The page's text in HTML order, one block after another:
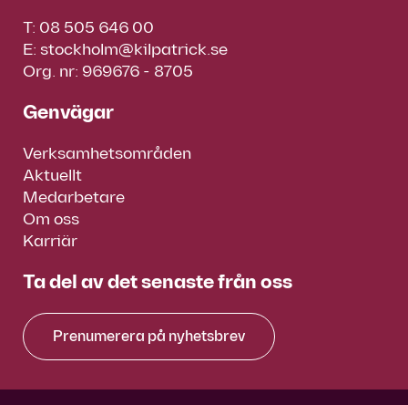
T: 08 505 646 00
E: stockholm@kilpatrick.se
Org. nr: 969676 - 8705
Genvägar
Verksamhetsområden
Aktuellt
Medarbetare
Om oss
Karriär
Ta del av det senaste från oss
Prenumerera på nyhetsbrev